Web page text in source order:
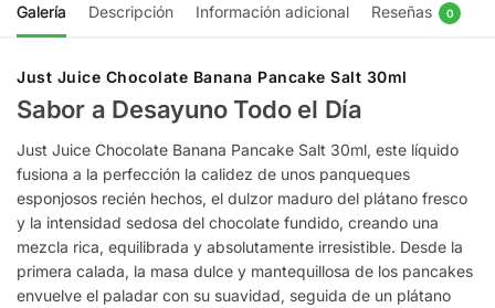
Galería Descripción Información adicional Reseñas 0
Just Juice Chocolate Banana Pancake Salt 30ml
Sabor a Desayuno Todo el Día
Just Juice Chocolate Banana Pancake Salt 30ml, este líquido
fusiona a la perfección la calidez de unos panqueques
esponjosos recién hechos, el dulzor maduro del plátano fresco
y la intensidad sedosa del chocolate fundido, creando una
mezcla rica, equilibrada y absolutamente irresistible. Desde la
primera calada, la masa dulce y mantequillosa de los pancakes
envuelve el paladar con su suavidad, seguida de un plátano